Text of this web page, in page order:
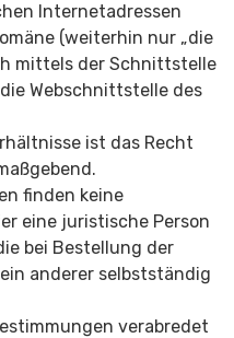
Internetadressen
(weiterhin nur „die
mittels der Schnittstelle
Webschnittstelle des
ist das Recht
finden keine
eine juristische Person
bei Bestellung der
anderer selbstständig
verabredet